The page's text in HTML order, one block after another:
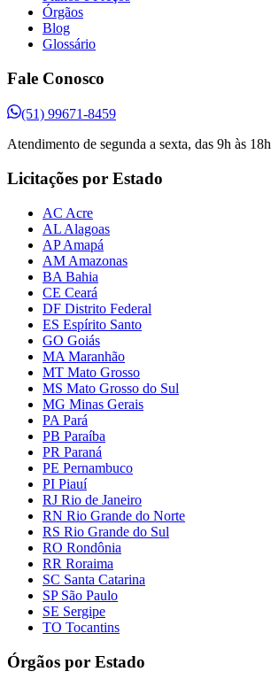
Órgãos
Blog
Glossário
Fale Conosco
(51) 99671-8459
Atendimento de segunda a sexta, das 9h às 18h
Licitações por Estado
AC Acre
AL Alagoas
AP Amapá
AM Amazonas
BA Bahia
CE Ceará
DF Distrito Federal
ES Espírito Santo
GO Goiás
MA Maranhão
MT Mato Grosso
MS Mato Grosso do Sul
MG Minas Gerais
PA Pará
PB Paraíba
PR Paraná
PE Pernambuco
PI Piauí
RJ Rio de Janeiro
RN Rio Grande do Norte
RS Rio Grande do Sul
RO Rondônia
RR Roraima
SC Santa Catarina
SP São Paulo
SE Sergipe
TO Tocantins
Órgãos por Estado